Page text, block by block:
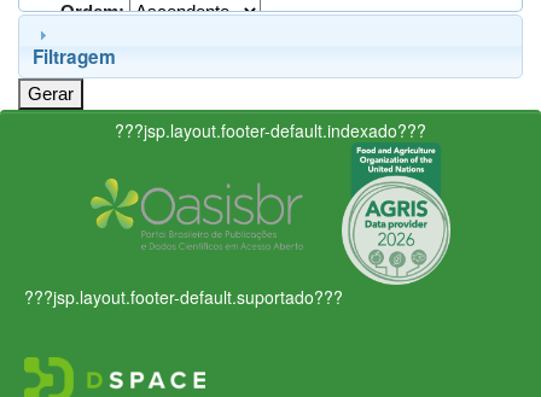
Ordem:
Filtragem
???jsp.layout.footer-default.indexado???
???jsp.layout.footer-default.suportado???